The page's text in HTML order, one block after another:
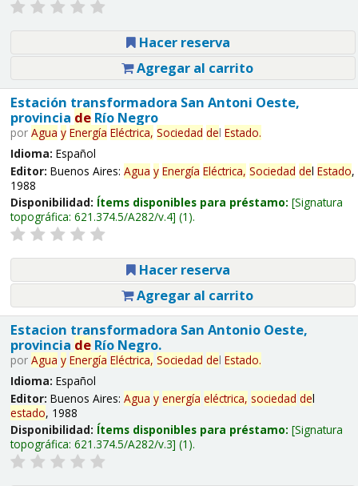
Hacer reserva
Agregar al carrito
Estación transformadora San Antoni Oeste,
provincia deRío Negro
por Agua y Energía Eléctrica, Sociedad del Estado.
Idioma: Español
Editor: Buenos Aires: Agua y Energía Eléctrica, Sociedad del Estado,
1988
Disponibilidad: Ítems disponibles para préstamo: Signatura
topográfica: 621.374.5/A282/v.4 (1).
Hacer reserva
Agregar al carrito
Estacion transformadora San Antonio Oeste,
provincia deRío Negro.
por Agua y Energía Eléctrica, Sociedad del Estado.
Idioma: Español
Editor: Buenos Aires: Agua y energía eléctrica, sociedad del
estado, 1988
Disponibilidad: Ítems disponibles para préstamo: Signatura
topográfica: 621.374.5/A282/v.3 (1).